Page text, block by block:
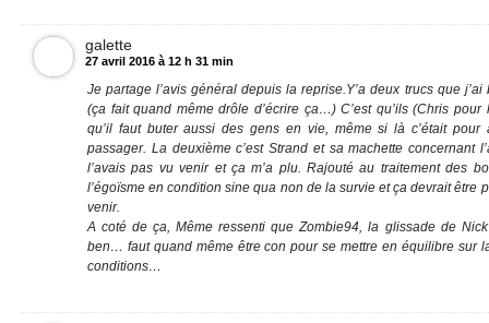
galette
27 avril 2016 à 12 h 31 min
Je partage l’avis général depuis la reprise.Y’a deux trucs que
(ça fait quand même drôle d’écrire ça…) C’est qu’ils (Chris
qu’il faut buter aussi des gens en vie, même si là c’était pour
passager. La deuxième c’est Strand et sa machette concernant
l’avais pas vu venir et ça m’a plu. Rajouté au traitement des
l’égoïsme en condition sine qua non de la survie et ça devrait être
venir.
A coté de ça, Même ressenti que Zombie94, la glissade de
ben… faut quand même être con pour se mettre en équilibre sur
conditions…